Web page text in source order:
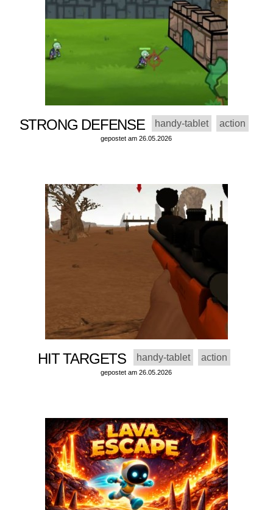
STRONG DEFENSE handy-tablet action
gepostet am 26.05.2026
HIT TARGETS handy-tablet action
gepostet am 26.05.2026